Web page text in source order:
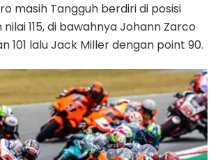
masih Tangguh berdiri di posisi
115, di bawahnya Johann Zarco
101 lalu Jack Miller dengan point 90.